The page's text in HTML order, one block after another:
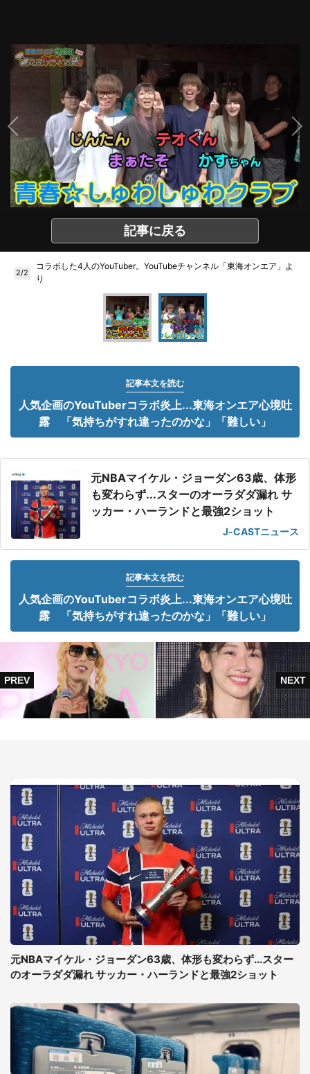
記事に戻る
2/2
コラボした4人のYouTuber。YouTubeチャンネル「東海オンエア」よ
り
記事本文を読む
人気企画のYouTuberコラボ炎上...東海オンエア心境吐
露 「気持ちがすれ違ったのかな」「難しい」
元NBAマイケル・ジョーダン63歳、体形
も変わらず...スターのオーラダダ漏れ サ
ッカー・ハーランドと最強2ショット
J-CASTニュース
記事本文を読む
人気企画のYouTuberコラボ炎上...東海オンエア心境吐
露 「気持ちがすれ違ったのかな」「難しい」
元NBAマイケル・ジョーダン63歳、体形も変わらず...スター
のオーラダダ漏れ サッカー・ハーランドと最強2ショット